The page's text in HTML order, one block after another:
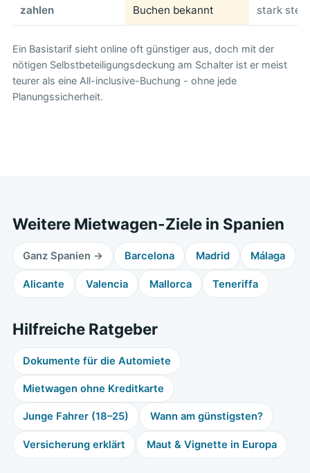
zahlen
Buchen bekannt
stark
Ein Basistarif sieht online oft günstiger aus, doch mit der
nötigen Selbstbeteiligungsdeckung am Schalter ist er meist
teurer als eine All-inclusive-Buchung - ohne jede
Planungssicherheit.
Weitere Mietwagen-Ziele in Spanien
Ganz Spanien → Barcelona Madrid Málaga
Alicante Valencia Mallorca Teneriffa
Hilfreiche Ratgeber
Dokumente für die Automiete
Mietwagen ohne Kreditkarte
Junge Fahrer (18–25) Wann am günstigsten?
Versicherung erklärt Maut & Vignette in Europa